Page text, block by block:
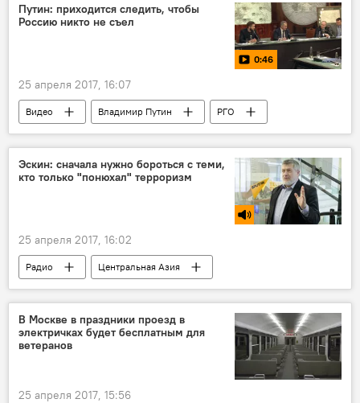
Путин: приходится следить, чтобы
Россию никто не съел
0:46
25 апреля 2017, 16:07
Видео Владимир Путин
РГО
Россия
Эскин: сначала нужно бороться с теми,
кто только "понюхал" терроризм
25 апреля 2017, 16:02
Радио
Центральная Азия
терроризм
Угроза терактов в России
В Москве в праздники проезд в
электричках будет бесплатным для
ветеранов
25 апреля 2017, 15:56